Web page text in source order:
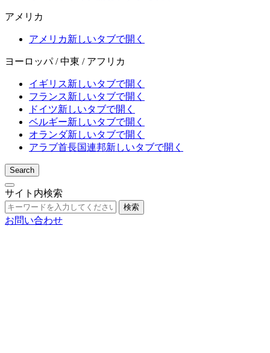
アメリカ
アメリカ新しいタブで開く
ヨーロッパ / 中東 / アフリカ
イギリス新しいタブで開く
フランス新しいタブで開く
ドイツ新しいタブで開く
ベルギー新しいタブで開く
オランダ新しいタブで開く
アラブ首長国連邦新しいタブで開く
Search
サイト内検索
検索
お問い合わせ